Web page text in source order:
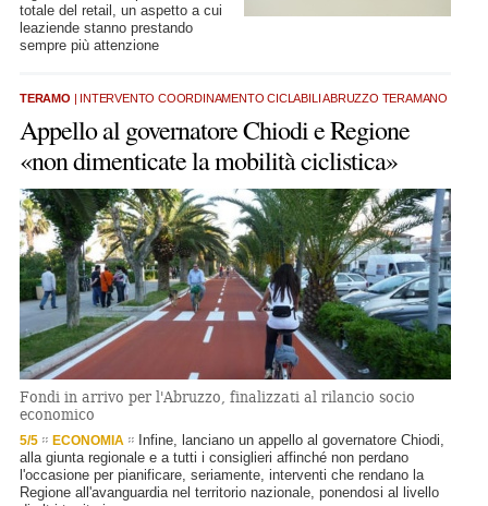
totale del retail, un aspetto a cui
leaziende stanno prestando
sempre più attenzione
TERAMO | INTERVENTO COORDINAMENTO CICLABILI ABRUZZO TERAMANO
Appello al governatore Chiodi e Regione
«non dimenticate la mobilità ciclistica»
Fondi in arrivo per l'Abruzzo, finalizzati al rilancio socio
economico
5/5 ECONOMIA
Infine, lanciano un appello al governatore Chiodi,
alla giunta regionale e a tutti i consiglieri affinché non perdano
l'occasione per pianificare, seriamente, interventi che rendano la
Regione all'avanguardia nel territorio nazionale, ponendosi al livello